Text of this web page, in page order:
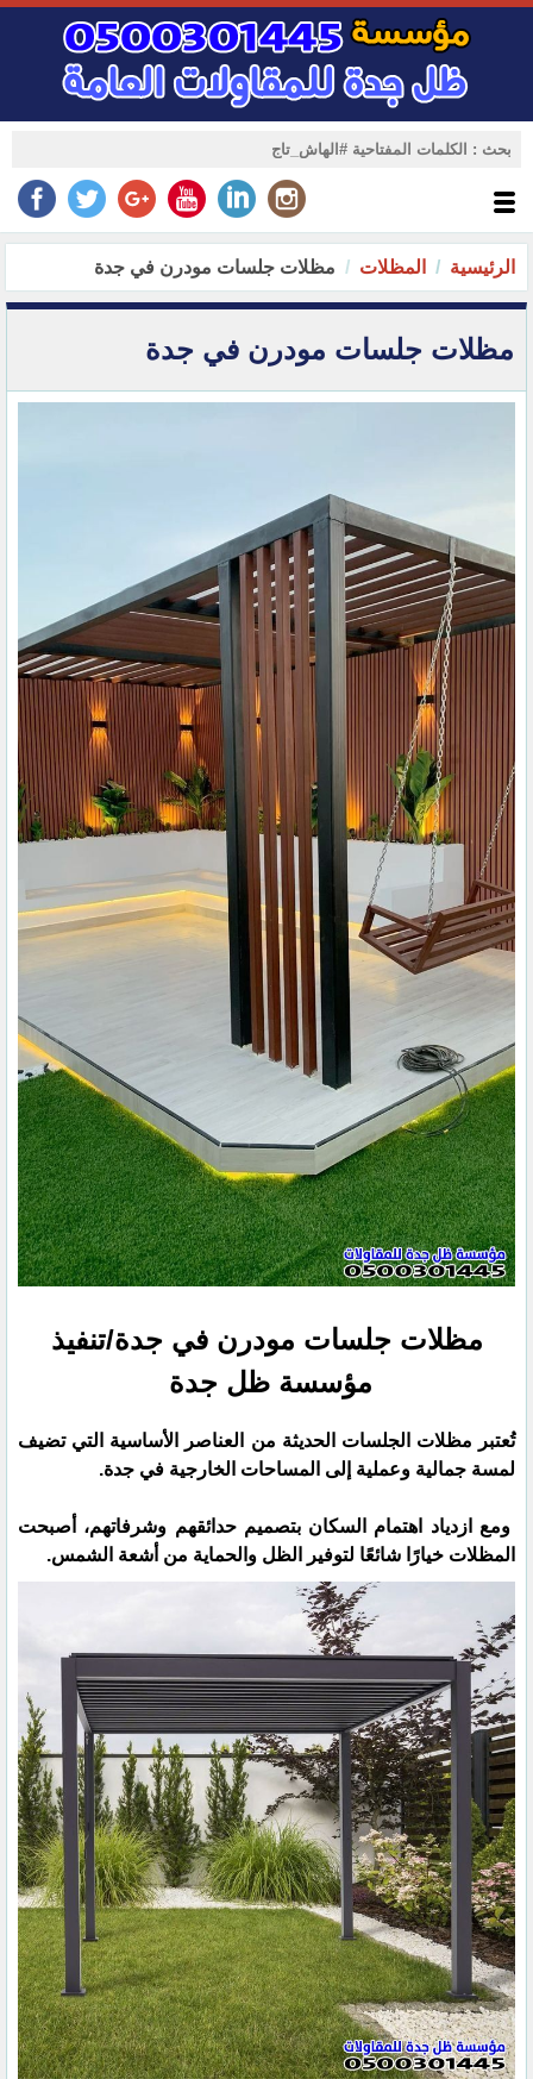
الرئيسية المظلات مظلات جلسات مودرن في جدة
مظلات جلسات مودرن في جدة
مظلات جلسات مودرن في جدة/تنفيذ
مؤسسة ظل جدة
تُعتبر مظلات الجلسات الحديثة من العناصر الأساسية التي تضيف
لمسة جمالية وعملية إلى المساحات الخارجية في جدة.
ومع ازدياد اهتمام السكان بتصميم حدائقهم وشرفاتهم، أصبحت
المظلات خيارًا شائعًا لتوفير الظل والحماية من أشعة الشمس.